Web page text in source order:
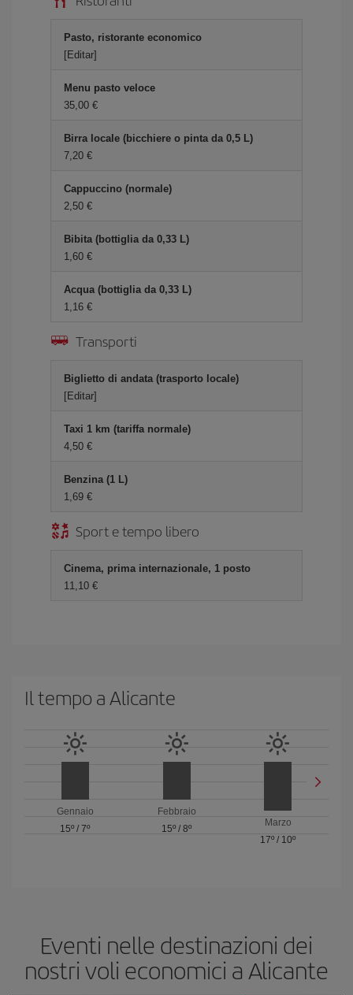
Pasto, ristorante economico
[Editar]
Menu pasto veloce
35,00 €
Birra locale (bicchiere o pinta da 0,5 L)
7,20 €
Cappuccino (normale)
2,50 €
Bibita (bottiglia da 0,33 L)
1,60 €
Acqua (bottiglia da 0,33 L)
1,16 €
Transporti
Biglietto di andata (trasporto locale)
[Editar]
Taxi 1 km (tariffa normale)
4,50 €
Benzina (1 L)
1,69 €
Sport e tempo libero
Cinema, prima internazionale, 1 posto
11,10 €
Il tempo a Alicante
Gennaio
15º /7º
Febbraio
15º / 8º
Marzo
17º / 10º
Eventi nelle destinazioni dei
nostri voli economici a Alicante